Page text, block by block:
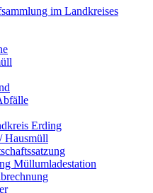
im Landkreises
Erding
Hausmüll
Müllumladestation